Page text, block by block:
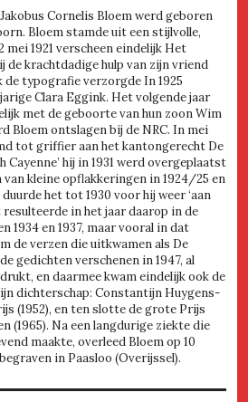
Cornelis Bloem werd geboren
Bloem stamde uit een stijlvolle,
1921 verscheen eindelijk Het
de krachtdadige hulp van zijn vriend
de typografie verzorgde In 1925
Clara Eggink. Het volgende jaar
met de geboorte van hun zoon Wim
Bloem ontslagen bij de NRC. In mei
tot griffier aan het kantongerecht De
Cayenne’ hij in 1931 werd overgeplaatst
van kleine opflakkeringen in 1924/25 en
het tot 1930 voor hij weer ‘aan
in het jaar daarop in de
1934 en 1937, maar vooral in dat
de verzen die uitkwamen als De
gedichten verschenen in 1947, al
en daarmee kwam eindelijk ook de
dichterschap: Constantijn Huygens-
(1952), en ten slotte de grote Prijs
(1965). Na een langdurige ziekte die
maakte, overleed Bloem op 10
in Paasloo (Overijssel).